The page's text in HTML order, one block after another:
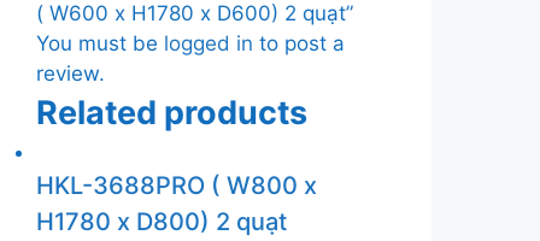
( W600 x H1780 x D600) 2 quạt”
You must be logged in to post a
review.
Related products
HKL-3688PRO ( W800 x
H1780 x D800) 2 quạt